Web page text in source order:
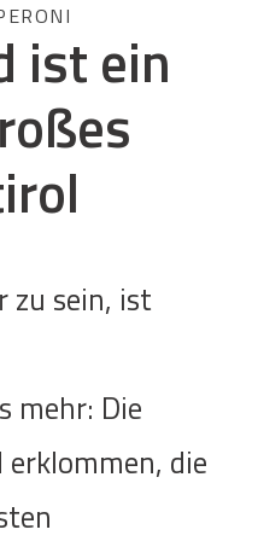
ist ein
zu sein, ist
mehr: Die
die